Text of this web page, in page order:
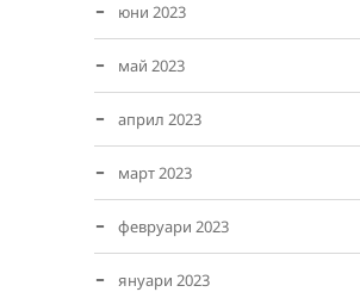
юни 2023
май 2023
април 2023
март 2023
февруари 2023
януари 2023